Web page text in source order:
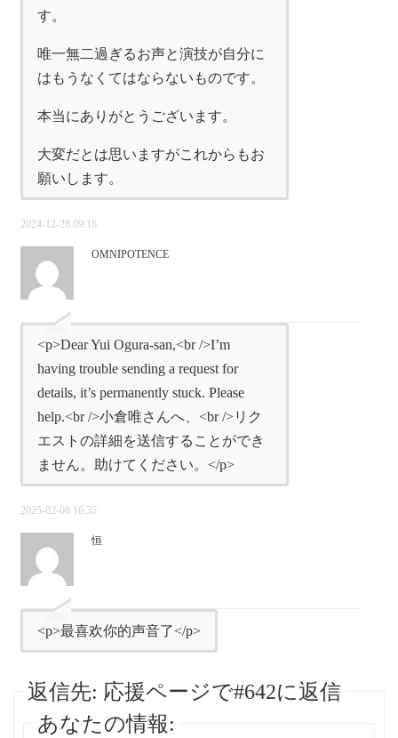
す。
唯一無二過ぎるお声と演技が自分に
はもうなくてはならないものです。
本当にありがとうございます。
大変だとは思いますがこれからもお
願いします。
2024-12-28 09:16
OMNIPOTENCE
<p>Dear Yui Ogura-san,<br />I’m
having trouble sending a request for
details, it’s permanently stuck. Please
help.<br />小倉唯さんへ、<br />リク
エストの詳細を送信することができ
ません。助けてください。</p>
2025-02-08 16:35
恒
<p>最喜欢你的声音了</p>
返信先: 応援ページで#642に返信
あなたの情報: